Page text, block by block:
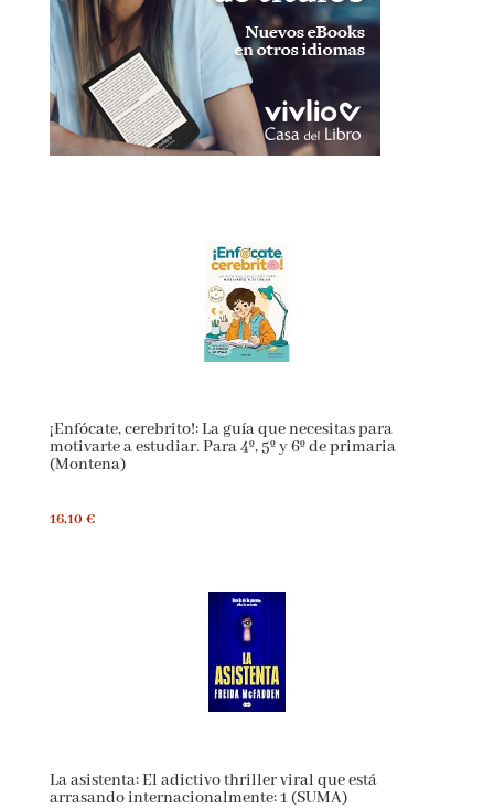
¡Enfócate, cerebrito!: La guía que necesitas para
motivarte a estudiar. Para 4º, 5º y 6º de primaria
(Montena)
16,10 €
La asistenta: El adictivo thriller viral que está
arrasando internacionalmente: 1 (SUMA)